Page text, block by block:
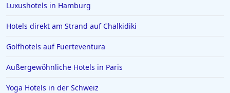
Luxushotels auf den Seychellen
Luxushotels in Basel
Luxushotels in Apulien
Luxushotels in Hamburg
Hotels direkt am Strand auf Chalkidiki
Golfhotels auf Fuerteventura
Außergewöhnliche Hotels in Paris
Yoga Hotels in der Schweiz